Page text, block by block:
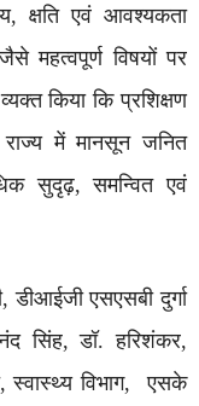
क्षति एवं आवश्यकता
महत्वपूर्ण विषयों पर
किया कि प्रशिक्षण
में मानसून जनित
सुदृढ़, समन्वित एवं
डीआईजी एसएसबी दुर्गा
सिंह, डॉ. हरिशंकर,
स्वास्थ्य विभाग, एसके